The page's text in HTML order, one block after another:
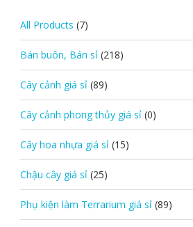
All Products (7)
Bán buôn, Bán sỉ (218)
Cây cảnh giá sỉ (89)
Cây cảnh phong thủy giá sỉ (0)
Cây hoa nhựa giá sỉ (15)
Chậu cây giá sỉ (25)
Phụ kiện làm Terrarium giá sỉ (89)